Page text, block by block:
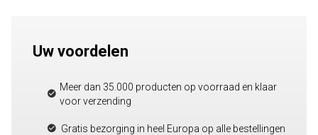
Uw voordelen
Meer dan 35.000 producten op voorraad en klaar
voor verzending
Gratis bezorging in heel Europa op alle bestellingen